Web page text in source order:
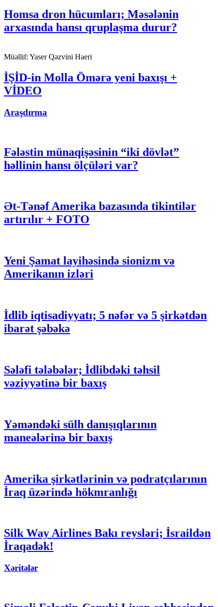
Homsa dron hücumları; Məsələnin
arxasında hansı qruplaşma durur?
Müəllif: Yaser Qəzvini Haeri
İŞİD-in Molla Ömərə yeni baxışı +
VİDEO
Araşdırma
Fələstin münaqişəsinin “iki dövlət”
həllinin hansı ölçüləri var?
Ət-Tənəf Amerika bazasında tikintilər
artırılır + FOTO
Yeni Şamat layihəsində sionizm və
Amerikanın izləri
İdlib iqtisadiyyatı; 5 nəfər və 5 şirkətdən
ibarət şəbəkə
Sələfi tələbələr; İdlibdəki təhsil
vəziyyətinə bir baxış
Yəməndəki sülh danışıqlarının
maneələrinə bir baxış
Amerika şirkətlərinin və podratçılarının
İraq üzərində hökmranlığı
Silk Way Airlines Bakı reysləri; İsraildən
İraqadək!
Xəritələr